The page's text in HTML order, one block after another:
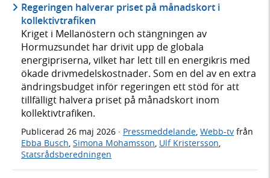
Regeringen halverar priset på månadskort i
kollektivtrafiken
Kriget i Mellanöstern och stängningen av
Hormuzsundet har drivit upp de globala
energipriserna, vilket har lett till en energikris med
ökade drivmedelskostnader. Som en del av en extra
ändringsbudget inför regeringen ett stöd för att
tillfälligt halvera priset på månadskort inom
kollektivtrafiken.
Publicerad 26 maj 2026 · Pressmeddelande, Webb-tv från
Ebba Busch, Simona Mohamsson, Ulf Kristersson,
Statsrådsberedningen